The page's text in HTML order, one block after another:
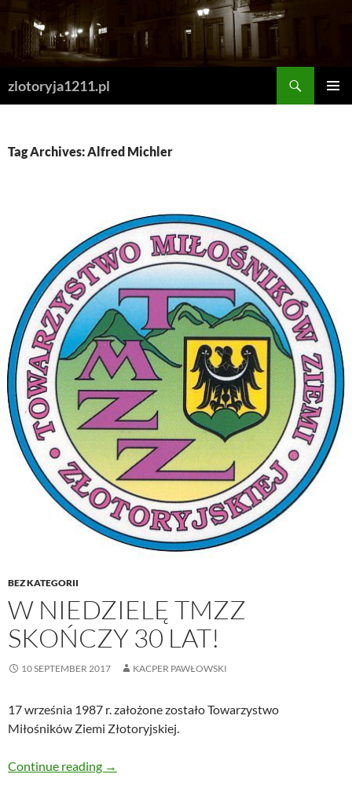
Skip
content
zlotoryja1211.pl
Tag Archives: Alfred Michler
BEZ KATEGORII
W NIEDZIELĘ TMZZ
SKOŃCZY 30 LAT!
10 SEPTEMBER 2017 KACPER PAWŁOWSKI
17 września 1987 r. założone zostało Towarzystwo
Miłośników Ziemi Złotoryjskiej.
Continue reading W niedzielę TMZZ skończy 30 lat!
→